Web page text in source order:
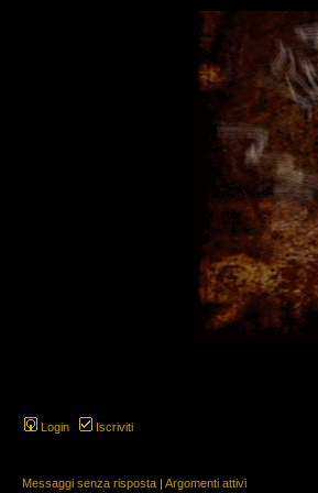
Login Iscriviti
Messaggi senza risposta | Argomenti attivi